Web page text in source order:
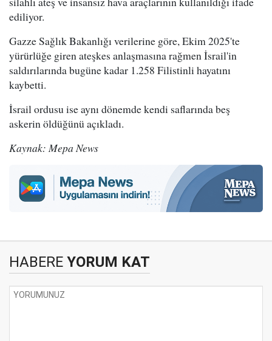
ediliyor.
Gazze Sağlık Bakanlığı verilerine göre, Ekim 2025'te
yürürlüğe giren ateşkes anlaşmasına rağmen İsrail'in
saldırılarında bugüne kadar 1.258 Filistinli hayatını
kaybetti.
İsrail ordusu ise aynı dönemde kendi saflarında beş
askerin öldüğünü açıkladı.
Kaynak: Mepa News
HABERE YORUM KAT